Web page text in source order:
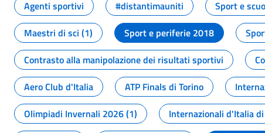
Agenti sportivi
#distantimauniti Sport e
Maestri di sci (1)
Sport e periferie 2018
Contrasto alla manipolazione dei risultati sportivi
Aero Club d'Italia
ATP Finals di Torino
Olimpiadi Invernali 2026 (1)
Internazionali d'Italia